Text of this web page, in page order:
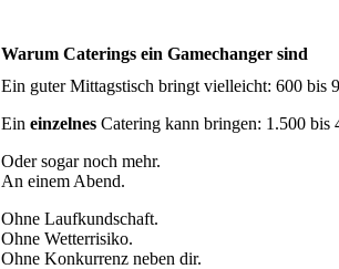
Warum Caterings ein Gamechanger sind
Ein guter Mittagstisch bringt vielleicht: 600 bis
Ein einzelnes Catering kann bringen: 1.500 bis
Oder sogar noch mehr.
An einem Abend.
Ohne Laufkundschaft.
Ohne Wetterrisiko.
Ohne Konkurrenz neben dir.